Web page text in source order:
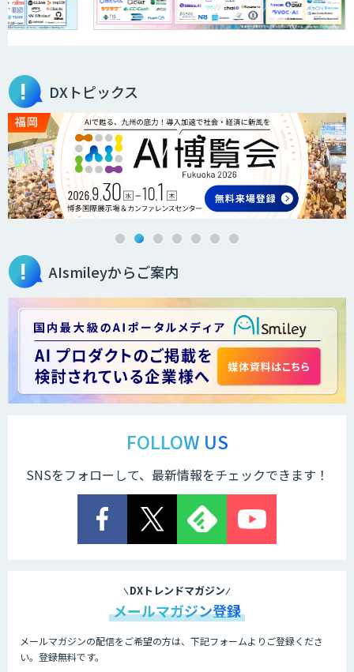
QANT VoC
m2view
ローカル対応文書管理AIシステム
AI開発・伴走支援・内製化支援
ング研修
法人向け生成AIチャットサービス「ナレ
フルチャット」
と議事録化『スマレコ』
DXトピックス
AIsmileyからご案内
FOLLOW US
SNSをフォローして、最新情報をチェックできます！
DXトレンドマガジン
メールマガジン登録
メールマガジンの配信をご希望の方は、下記フォームよりご登録くださ
い。登録無料です。